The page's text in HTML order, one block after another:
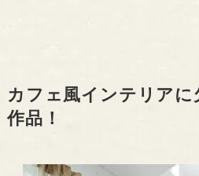
カフェ風インテリアに
作品！